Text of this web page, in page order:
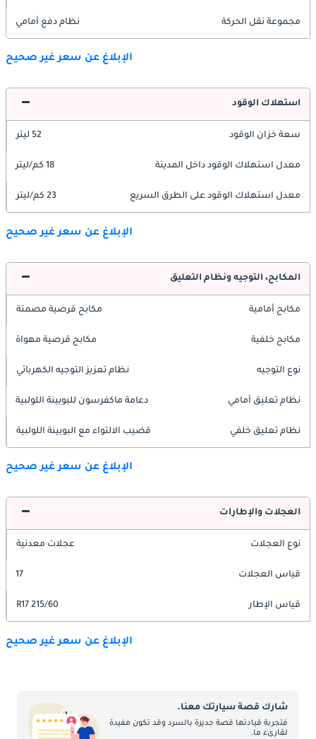
مجموعة نقل الحركة نظام دفع أمامي
الإبلاغ عن سعر غير صحيح
استهلاك الوقود
سعة خزان الوقود 52 ليتر
معدل استهلاك الوقود داخل المدينة 18 كم/ليتر
معدل استهلاك الوقود على الطرق السريع 23 كم/ليتر
الإبلاغ عن سعر غير صحيح
المكابح، التوجيه ونظام التعليق
مكابح أمامية مكابح قرصية مصمتة
مكابح خلفية مكابح قرصية مهواة
نوع التوجيه نظام تعزيز التوجيه الكهربائي
نظام تعليق أمامي دعامة ماكفرسون للبوبينة اللولبية
نظام تعليق خلفي قضيب الالتواء مع البوبينة اللولبية
الإبلاغ عن سعر غير صحيح
العجلات والإطارات
نوع العجلات عجلات معدنية
قياس العجلات 17
قياس الإطار 215/60 R17
الإبلاغ عن سعر غير صحيح
شارك قصة سيارتك معنا.
فتجربة قيادتها قصة جديرة بالسرد وقد تكون مفيدة
لقارىء ما.